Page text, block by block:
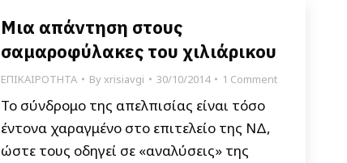
Μια απάντηση στους
σαμαροφύλακες του χιλιάρικου
ΕΠΙΚΑΙΡΟΤΗΤΑ Byxrisiavgi 30/10/2014 1 Comment
Το σύνδρομο της απελπισίας είναι τόσο
έντονα χαραγμένο στο επιτελείο της ΝΔ,
ώστε τους οδηγεί σε «αναλύσεις» της